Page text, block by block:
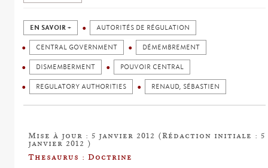
EN SAVOIR + AUTORITÉS DE RÉGULATION
CENTRAL GOVERNMENT DÉMEMBREMENT
DISMEMBERMENT POUVOIR CENTRAL
REGULATORY AUTHORITIES RENAUD, SÉBASTIEN
Mise à jour : 5 janvier 2012 (Rédaction initiale : 5
janvier 2012 )
Thesaurus : Doctrine